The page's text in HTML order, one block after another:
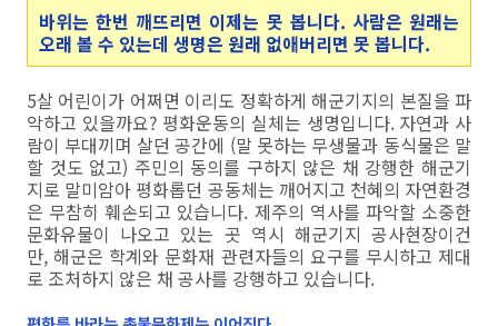
바위는 한번 깨뜨리면 이제는 못 봅니다. 사람은 원래는
오래 볼 수 있는데 생명은 원래 없애버리면 못 봅니다.
5살 어린이가 어쩌면 이리도 정확하게 해군기지의 본질을 파
악하고 있을까요? 평화운동의 실체는 생명입니다. 자연과 사
람이 부대끼며 살던 공간에 (말 못하는 무생물과 동식물은 말
할 것도 없고) 주민의 동의를 구하지 않은 채 강행한 해군기
지로 말미암아 평화롭던 공동체는 깨어지고 천혜의 자연환경
은 무참히 훼손되고 있습니다. 제주의 역사를 파악할 소중한
문화유물이 나오고 있는 곳 역시 해군기지 공사현장이건
만, 해군은 학계와 문화재 관련자들의 요구를 무시하고 제대
로 조처하지 않은 채 공사를 강행하고 있습니다.